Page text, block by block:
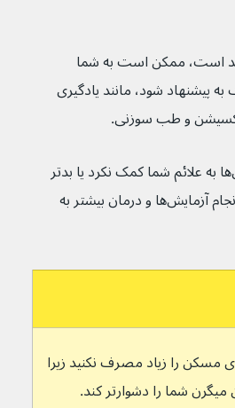
شدید است، ممکن است به شما
پیشنهاد شود، مانند یادگیری
اگر هیچ یک از این درمان‌ها به علائم شما کمک نکرد یا بدتر
شد، ممکن است برای انجام آزمایش‌ها و درمان بیشتر به
مسکن را زیاد مصرف نکنید زیرا